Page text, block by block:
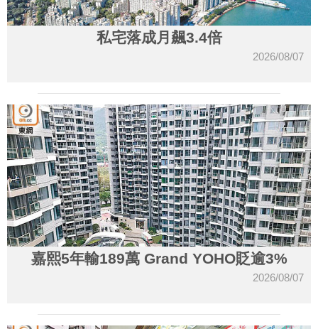
私宅落成月飆3.4倍
2026/08/07
嘉熙5年輸189萬 Grand YOHO貶逾3%
2026/08/07